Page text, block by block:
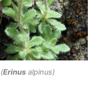
(Erinus alpinus)